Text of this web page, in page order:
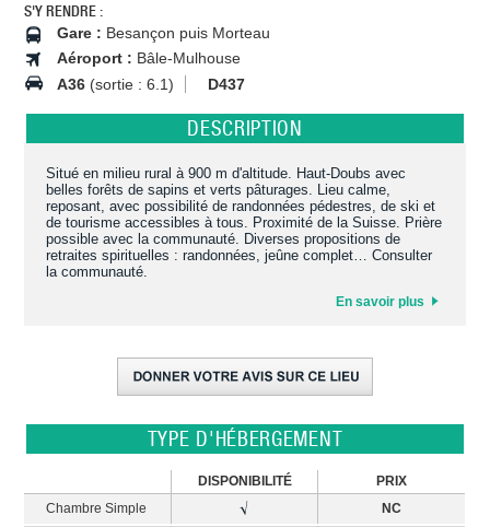
S'Y RENDRE :
Gare : Besançon puis Morteau
Aéroport : Bâle-Mulhouse
A36 (sortie : 6.1) D437
DESCRIPTION
Situé en milieu rural à 900 m d'altitude. Haut-Doubs avec
belles forêts de sapins et verts pâturages. Lieu calme,
reposant, avec possibilité de randonnées pédestres, de ski et
de tourisme accessibles à tous. Proximité de la Suisse. Prière
possible avec la communauté. Diverses propositions de
retraites spirituelles : randonnées, jeûne complet… Consulter
la communauté.
En savoir plus
TYPE D'HÉBERGEMENT
DISPONIBILITÉ
PRIX
Chambre Simple
NC